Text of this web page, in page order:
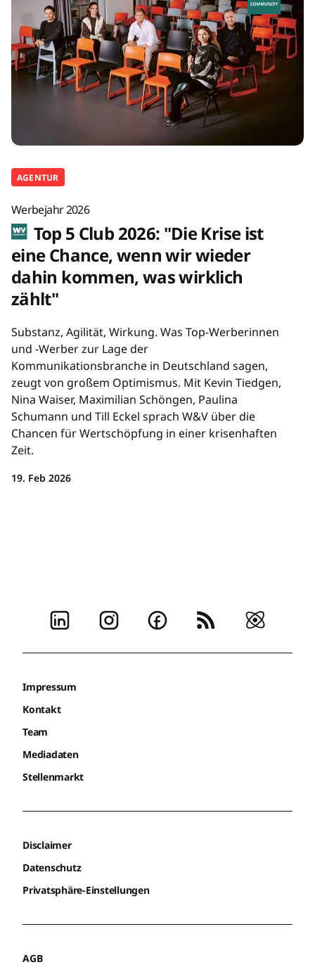
AGENTUR
Werbejahr 2026
Top 5 Club 2026: "Die Krise ist
eine Chance, wenn wir wieder
dahin kommen, was wirklich
zählt"
Substanz, Agilität, Wirkung. Was Top-Werberinnen
und -Werber zur Lage der
Kommunikationsbranche in Deutschland sagen,
zeugt von großem Optimismus. Mit Kevin Tiedgen,
Nina Waiser, Maximilian Schöngen, Paulina
Schumann und Till Eckel sprach W&V über die
Chancen für Wertschöpfung in einer krisenhaften
Zeit.
19. Feb 2026
Impressum
Kontakt
Team
Mediadaten
Stellenmarkt
Disclaimer
Datenschutz
Privatsphäre-Einstellungen
AGB